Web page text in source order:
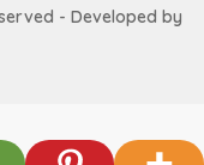
- Developed by